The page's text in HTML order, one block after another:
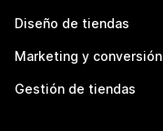
Diseño de tiendas
Marketing y conversión
Gestión de tiendas